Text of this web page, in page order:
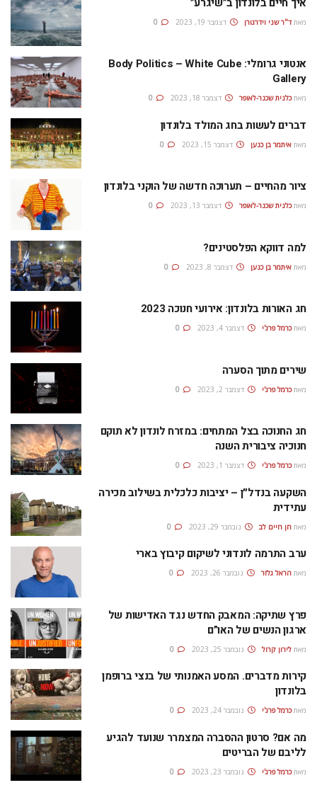
מאת ד"ר שני וידרגורן דצמבר 19, 2023
אנטוני גרומלי: Body Politics – White Cube
Gallery
מאת כלנית שכנר-לאופר דצמבר 18, 2023
דברים לעשות בחג המולד בלונדון
מאת איתמר בן כנען דצמבר 15, 2023
ציור מהחיים – תערוכה חדשה של הוקני בלונדון
מאת כלנית שכנר-לאופר דצמבר 13, 2023
למה דווקא הפלסטינים?
מאת איתמר בן כנען דצמבר 8, 2023
חג האורות בלונדון: אירועי חנוכה 2023
מאת כרמל פרג'י דצמבר 4, 2023
שירים מתוך הסערה
מאת כרמל פרג'י דצמבר 2, 2023
חג החנוכה בצל המתחים: במזרח לונדון לא תוקם
חנוכיה ציבורית השנה
מאת כרמל פרג'י דצמבר 1, 2023
השקעה בנדל״ן – יציבות כלכלית בשילוב מכירה
עתידית
מאת חן חיים לב נובמבר 29, 2023
ערב התרמה לונדוני לשיקום קיבוץ בארי
מאת הראל גלזר נובמבר 26, 2023
פרץ שתיקה: המאבק החדש נגד האדישות של
ארגון הנשים של האו”ם
מאת לירון קרול נובמבר 25, 2023
קירות מדברים. המסע האמנותי של בנצי ברופמן
בלונדון
מאת כרמל פרג'י נובמבר 24, 2023
מה אם? סרטון ההסברה המצמרר שנועד להגיע
לליבם של הבריטים
מאת כרמל פרג'י נובמבר 23, 2023